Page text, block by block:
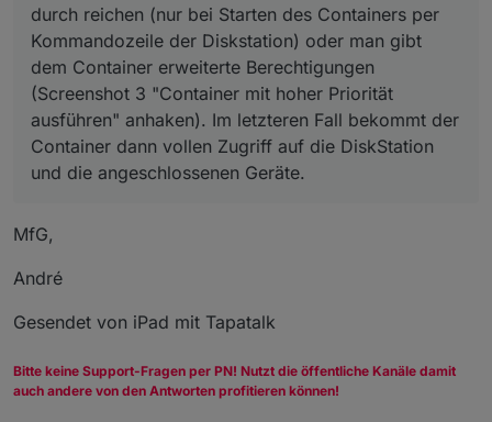
durch reichen (nur bei Starten des Containers per
Kommandozeile der Diskstation) oder man gibt
dem Container erweiterte Berechtigungen
(Screenshot 3 "Container mit hoher Priorität
ausführen" anhaken). Im letzteren Fall bekommt der
Container dann vollen Zugriff auf die DiskStation
und die angeschlossenen Geräte.
MfG,
André
Gesendet von iPad mit Tapatalk
Bitte keine Support-Fragen per PN! Nutzt die öffentliche Kanäle damit
auch andere von den Antworten profitieren können!